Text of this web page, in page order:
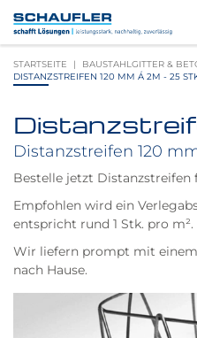
Inhalt
Hauptnavigation
Footernavigation
Logo
Schaufler
verlinkt
zur
STARTSEITE
BAUSTAHLGITTER &
DISTANZSTREIFEN 120 MM Á 2M - 25
Produktbilder
Distanzstreifen 120
Bestelle jetzt Distanzstreifen
Empfohlen wird ein
entspricht rund 1 Stk. pro m².
Wir liefern prompt mit
nach Hause.